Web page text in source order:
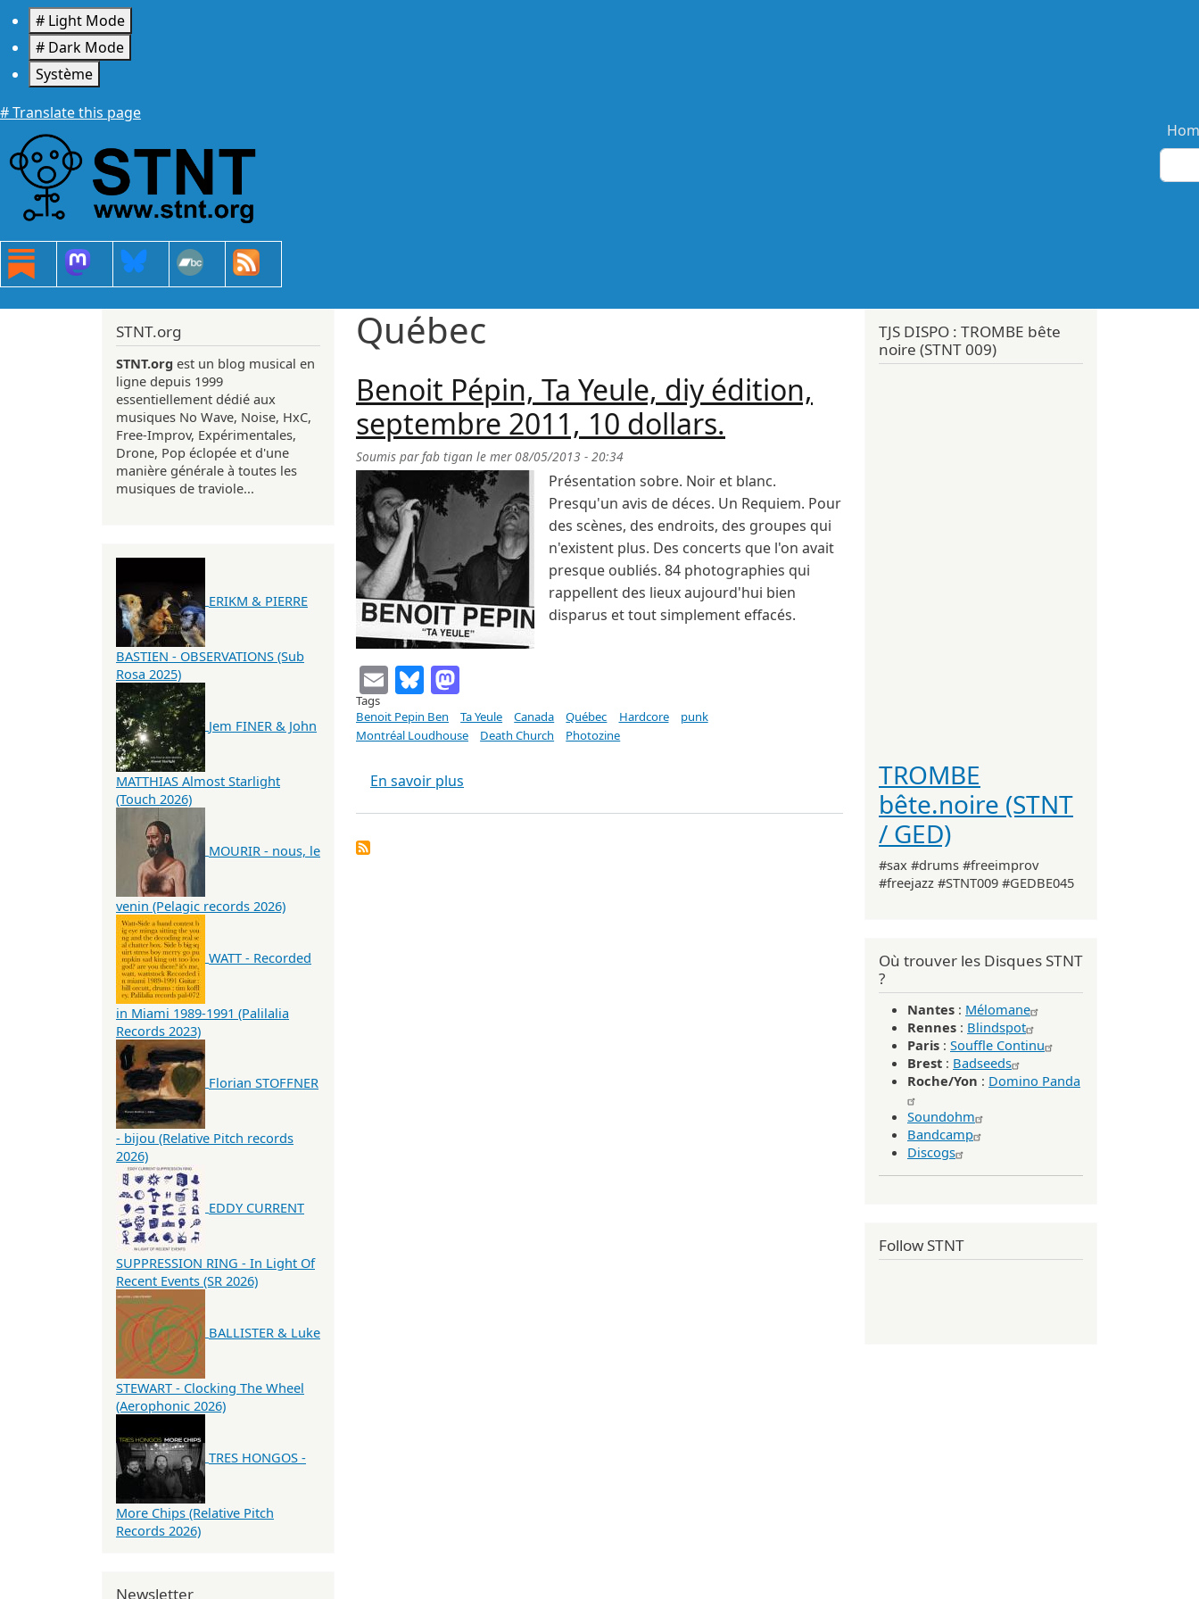
Aller au contenu principal
# Light Mode
# Dark Mode
Système
# Translate this page
Québec
Benoit Pépin, Ta Yeule, diy édition,
septembre 2011, 10 dollars.
Soumis parfab tigan le mer 08/05/2013 - 20:34
Présentation sobre. Noir et blanc.
Presqu'un avis de déces. Un Requiem. Pour
des scènes, des endroits, des groupes qui
n'existent plus. Des concerts que l'on avait
presque oubliés. 84 photographies qui
rappellent des lieux aujourd'hui bien
disparus et tout simplement effacés.
EmailBluesky
Tags
Benoit Pepin Ben
Ta Yeule Canada Québec Hardcore
punk
Montréal Loudhouse
Death Church Photozine
En savoir plus sur Benoit Pépin, Ta Yeule, diy édition, septembre 2011, 10 dollars.
STNT.org
STNT.org est un blog musical en
ligne depuis 1999
essentiellement dédié aux
musiques No Wave, Noise, HxC,
Free-Improv, Expérimentales,
Drone, Pop éclopée et d'une
manière générale à toutes les
musiques de traviole...
ERIKM & PIERRE
BASTIEN - OBSERVATIONS (Sub
Rosa 2025)
Jem FINER & John
MATTHIAS Almost Starlight
(Touch 2026)
MOURIR - nous, le
venin (Pelagic records 2026)
WATT - Recorded
in Miami 1989-1991 (Palilalia
Records 2023)
Florian STOFFNER
- bijou (Relative Pitch records
2026)
EDDY CURRENT
SUPPRESSION RING - In Light Of
Recent Events (SR 2026)
BALLISTER & Luke
STEWART - Clocking The Wheel
(Aerophonic 2026)
TRES HONGOS -
More Chips (Relative Pitch
Records 2026)
Newsletter
TJS DISPO : TROMBE bête
noire (STNT 009)
TROMBE
bête.noire (STNT
/ GED)
#sax #drums #freeimprov
#freejazz #STNT009 #GEDBE045
Où trouver les Disques STNT
?
Nantes : Mélomane
Rennes : Blindspot
Paris : Souffle Continu
Brest : Badseeds
Roche/Yon : Domino Panda
Soundohm
Bandcamp
Discogs
Follow STNT